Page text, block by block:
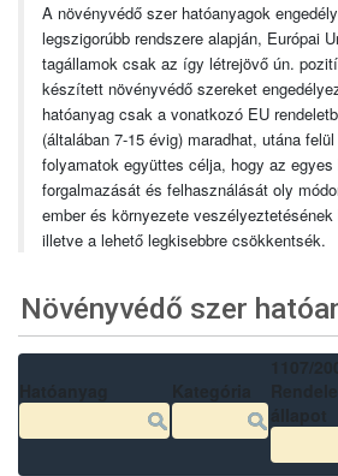
A növényvédő szer hatóanyagok
legszigorúbb rendszere alapján, Európai
tagállamok csak az így létrejövő ún.
készített növényvédő szereket
hatóanyag csak a vonatkozó EU
(általában 7-15 évig) maradhat, utána
folyamatok együttes célja, hogy az
forgalmazását és felhasználását oly
ember és környezete
illetve a lehető legkisebbre csökkentsék.
Növényvédő szer